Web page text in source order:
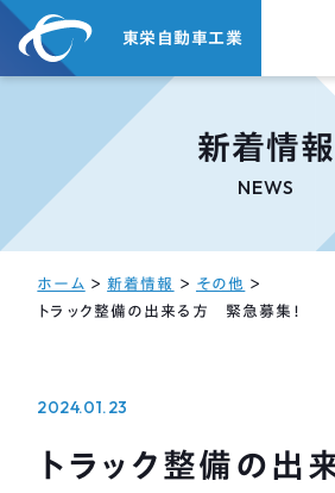
東栄自動車工業
新着情報
NEWS
ホーム ＞新着情報 ＞ その他 ＞
トラック整備の出来る方 緊急募集！
2024.01.23
トラック整備の